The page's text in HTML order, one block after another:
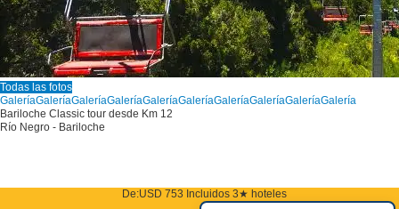
Todas las fotos
GaleríaGaleríaGaleríaGaleríaGaleríaGaleríaGaleríaGaleríaGaleríaGalería
Bariloche Classic tour desde Km 12
Río Negro - Bariloche
De:USD 753 Incluidos 3★ hoteles